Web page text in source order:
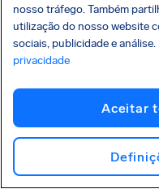
No entanto, nenhum
completo sem a
Hainan
nosso tráfego. Também
utilização do nosso website
sociais, publicidade e análise.
privacidade
Aceitar